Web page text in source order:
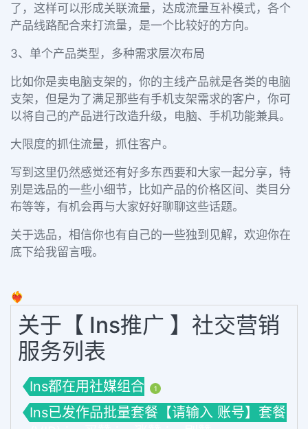
了，这样可以形成关联流量，达成流量互补模式，各个
产品线路配合来打流量，是一个比较好的方向。
3、单个产品类型，多种需求层次布局
比如你是卖电脑支架的，你的主线产品就是各类的电脑
支架，但是为了满足那些有手机支架需求的客户，你可
以将自己的产品进行改造升级，电脑、手机功能兼具。
大限度的抓住流量，抓住客户。
写到这里仍然感觉还有好多东西要和大家一起分享，特
别是选品的一些小细节，比如产品的价格区间、类目分
布等等，有机会再与大家好好聊聊这些话题。
关于选品，相信你也有自己的一些独到见解，欢迎你在
底下给我留言哦。
❤️‍🔥
关于【 Ins推广 】社交营销
服务列表
Ins都在用社媒组合 1
Ins已发作品批量套餐【请输入 账号】套餐